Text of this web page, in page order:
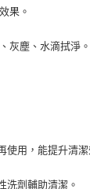
務後，再付款。
先享後付」後
下不需立刻繳費，
含以上)免運費
果。
灰塵、水滴拭淨。
使用，能提升清潔
洗劑輔助清潔。